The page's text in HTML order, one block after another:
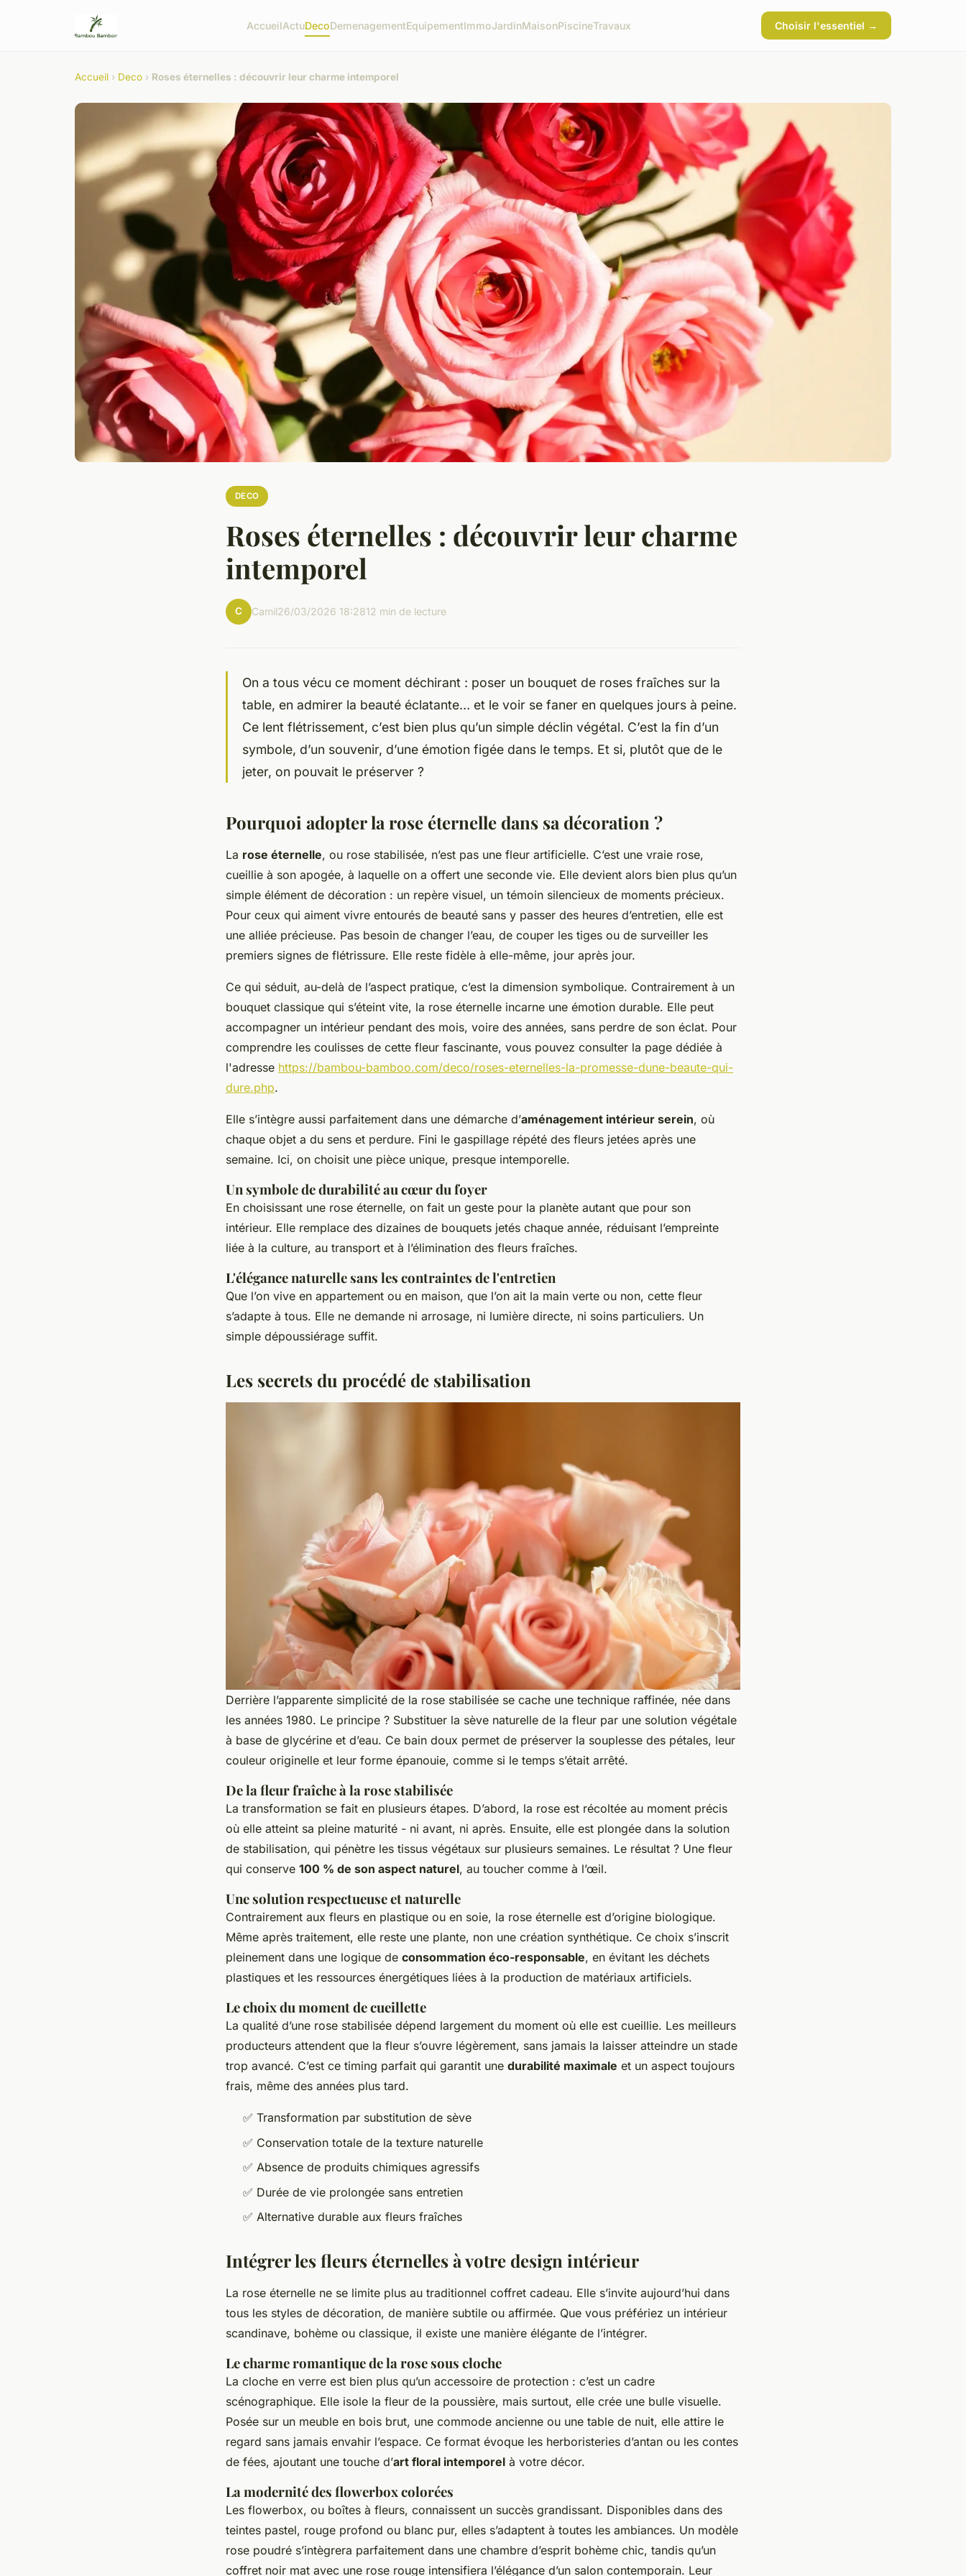
AccueilActuDecoDemenagementEquipementImmoJardinMaisonPiscineTravaux Choisir l'essentiel →
Accueil › Deco › Roses éternelles : découvrir leur charme intemporel
DECO
Roses éternelles : découvrir leur charme
intemporel
C Camil26/03/2026 18:2812 min de lecture
On a tous vécu ce moment déchirant : poser un bouquet de roses fraîches sur la
table, en admirer la beauté éclatante… et le voir se faner en quelques jours à peine.
Ce lent flétrissement, c’est bien plus qu’un simple déclin végétal. C’est la fin d’un
symbole, d’un souvenir, d’une émotion figée dans le temps. Et si, plutôt que de le
jeter, on pouvait le préserver ?
Pourquoi adopter la rose éternelle dans sa décoration ?
La rose éternelle, ou rose stabilisée, n’est pas une fleur artificielle. C’est une vraie rose,
cueillie à son apogée, à laquelle on a offert une seconde vie. Elle devient alors bien plus qu’un
simple élément de décoration : un repère visuel, un témoin silencieux de moments précieux.
Pour ceux qui aiment vivre entourés de beauté sans y passer des heures d’entretien, elle est
une alliée précieuse. Pas besoin de changer l’eau, de couper les tiges ou de surveiller les
premiers signes de flétrissure. Elle reste fidèle à elle-même, jour après jour.
Ce qui séduit, au-delà de l’aspect pratique, c’est la dimension symbolique. Contrairement à un
bouquet classique qui s’éteint vite, la rose éternelle incarne une émotion durable. Elle peut
accompagner un intérieur pendant des mois, voire des années, sans perdre de son éclat. Pour
comprendre les coulisses de cette fleur fascinante, vous pouvez consulter la page dédiée à
l'adresse https://bambou-bamboo.com/deco/roses-eternelles-la-promesse-dune-beaute-qui-
dure.php.
Elle s’intègre aussi parfaitement dans une démarche d’aménagement intérieur serein, où
chaque objet a du sens et perdure. Fini le gaspillage répété des fleurs jetées après une
semaine. Ici, on choisit une pièce unique, presque intemporelle.
Un symbole de durabilité au cœur du foyer
En choisissant une rose éternelle, on fait un geste pour la planète autant que pour son
intérieur. Elle remplace des dizaines de bouquets jetés chaque année, réduisant l’empreinte
liée à la culture, au transport et à l’élimination des fleurs fraîches.
L'élégance naturelle sans les contraintes de l'entretien
Que l’on vive en appartement ou en maison, que l’on ait la main verte ou non, cette fleur
s’adapte à tous. Elle ne demande ni arrosage, ni lumière directe, ni soins particuliers. Un
simple dépoussiérage suffit.
Les secrets du procédé de stabilisation
Derrière l’apparente simplicité de la rose stabilisée se cache une technique raffinée, née dans
les années 1980. Le principe ? Substituer la sève naturelle de la fleur par une solution végétale
à base de glycérine et d’eau. Ce bain doux permet de préserver la souplesse des pétales, leur
couleur originelle et leur forme épanouie, comme si le temps s’était arrêté.
De la fleur fraîche à la rose stabilisée
La transformation se fait en plusieurs étapes. D’abord, la rose est récoltée au moment précis
où elle atteint sa pleine maturité - ni avant, ni après. Ensuite, elle est plongée dans la solution
de stabilisation, qui pénètre les tissus végétaux sur plusieurs semaines. Le résultat ? Une fleur
qui conserve 100 % de son aspect naturel, au toucher comme à l’œil.
Une solution respectueuse et naturelle
Contrairement aux fleurs en plastique ou en soie, la rose éternelle est d’origine biologique.
Même après traitement, elle reste une plante, non une création synthétique. Ce choix s’inscrit
pleinement dans une logique de consommation éco-responsable, en évitant les déchets
plastiques et les ressources énergétiques liées à la production de matériaux artificiels.
Le choix du moment de cueillette
La qualité d’une rose stabilisée dépend largement du moment où elle est cueillie. Les meilleurs
producteurs attendent que la fleur s’ouvre légèrement, sans jamais la laisser atteindre un stade
trop avancé. C’est ce timing parfait qui garantit une durabilité maximale et un aspect toujours
frais, même des années plus tard.
✅ Transformation par substitution de sève
✅ Conservation totale de la texture naturelle
✅ Absence de produits chimiques agressifs
✅ Durée de vie prolongée sans entretien
✅ Alternative durable aux fleurs fraîches
Intégrer les fleurs éternelles à votre design intérieur
La rose éternelle ne se limite plus au traditionnel coffret cadeau. Elle s’invite aujourd’hui dans
tous les styles de décoration, de manière subtile ou affirmée. Que vous préfériez un intérieur
scandinave, bohème ou classique, il existe une manière élégante de l’intégrer.
Le charme romantique de la rose sous cloche
La cloche en verre est bien plus qu’un accessoire de protection : c’est un cadre
scénographique. Elle isole la fleur de la poussière, mais surtout, elle crée une bulle visuelle.
Posée sur un meuble en bois brut, une commode ancienne ou une table de nuit, elle attire le
regard sans jamais envahir l’espace. Ce format évoque les herboristeries d’antan ou les contes
de fées, ajoutant une touche d’art floral intemporel à votre décor.
La modernité des flowerbox colorées
Les flowerbox, ou boîtes à fleurs, connaissent un succès grandissant. Disponibles dans des
teintes pastel, rouge profond ou blanc pur, elles s’adaptent à toutes les ambiances. Un modèle
rose poudré s’intègrera parfaitement dans une chambre d’esprit bohème chic, tandis qu’un
coffret noir mat avec une rose rouge intensifiera l’élégance d’un salon contemporain. Leur